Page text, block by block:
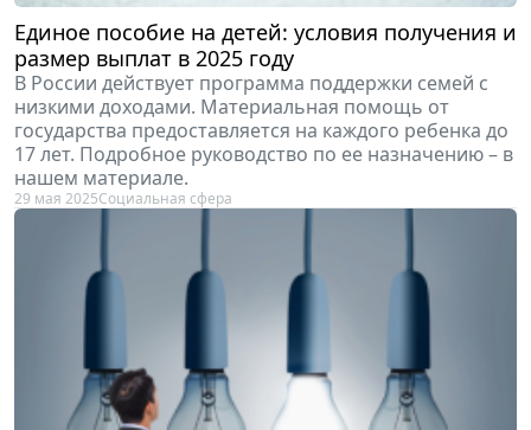
Единое пособие на детей: условия получения и
размер выплат в 2025 году
В России действует программа поддержки семей с
низкими доходами. Материальная помощь от
государства предоставляется на каждого ребенка до
17 лет. Подробное руководство по ее назначению – в
нашем материале.
29 мая 2025Социальная сфера